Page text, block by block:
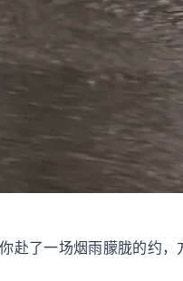
赴了一场烟雨朦胧的约，